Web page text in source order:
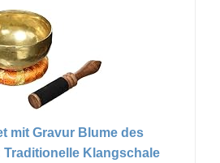
mit Gravur Blume des
Traditionelle Klangschale